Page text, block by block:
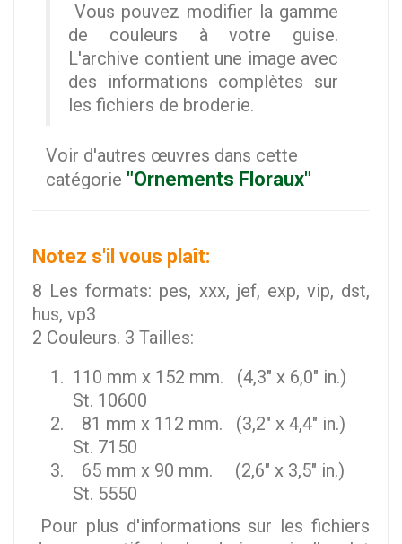
Vous pouvez modifier la gamme
de couleurs à votre guise.
L'archive contient une image avec
des informations complètes sur
les fichiers de broderie.
Voir d'autres œuvres dans cette
catégorie "Ornements Floraux"
Notez s'il vous plaît:
8 Les formats: pes, xxx, jef, exp, vip, dst,
hus, vp3
2 Couleurs. 3 Tailles:
110 mm x 152 mm. (4,3" x 6,0" in.)
St. 10600
81 mm x 112 mm. (3,2" x 4,4" in.)
St. 7150
65 mm x 90 mm. (2,6" x 3,5" in.)
St. 5550
Pour plus d'informations sur les fichiers